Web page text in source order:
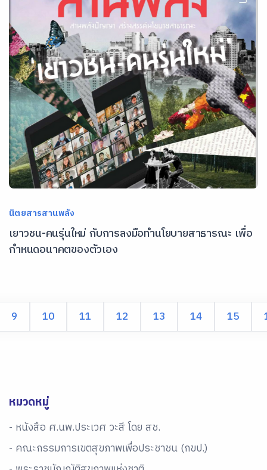
นิตยสารสานพลัง
เยาวชน-คนรุ่นใหม่ กับการลงมือทำนโยบายสาธารณะ เพื่อ
กำหนดอนาคตของตัวเอง
9 10 11 12 13 14 15
หมวดหมู่
- หนังสือ ศ.นพ.ประเวศ วะสี โดย สช.
- คณะกรรมการเขตสุขภาพเพื่อประชาชน (กขป.)